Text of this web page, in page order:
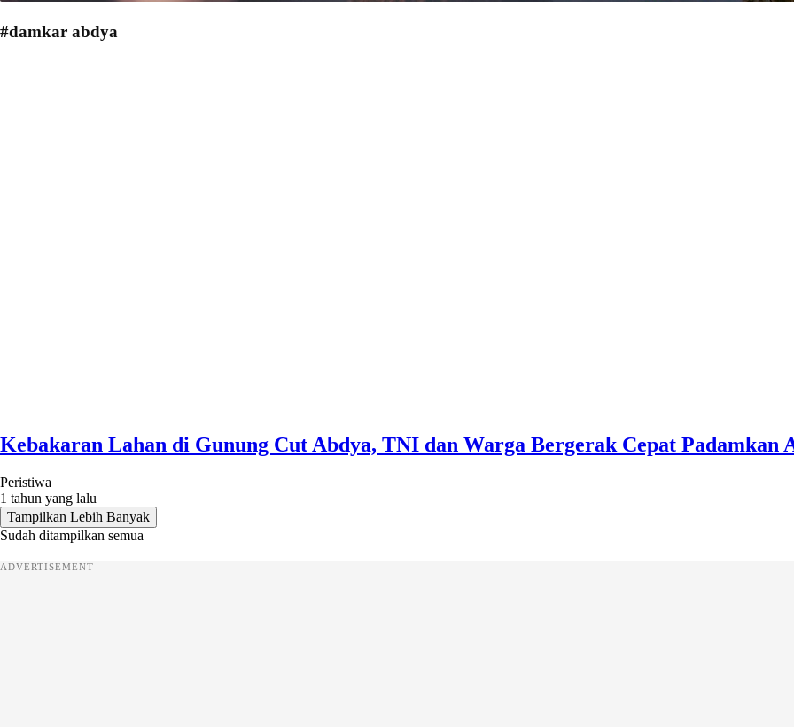
#damkar abdya
Kebakaran Lahan di Gunung Cut Abdya, TNI dan Warga Bergerak Cepat Padamkan
Peristiwa
1 tahun yang lalu
Tampilkan Lebih Banyak
Sudah ditampilkan semua
ADVERTISEMENT